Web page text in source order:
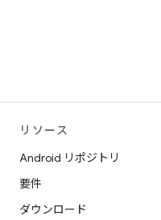
リソース
Android リポジトリ
要件
ダウンロード